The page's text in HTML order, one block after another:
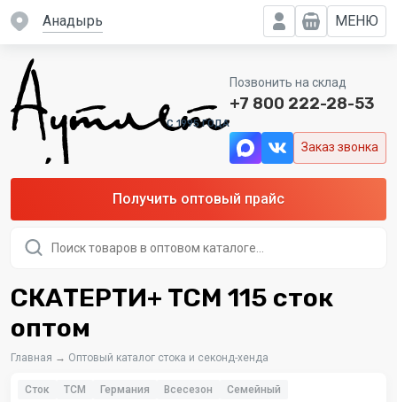
Анадырь МЕНЮ
C 1995 ГОДА
Позвонить на склад
+7 800 222-28-53
Заказ звонка
Получить оптовый прайс
товаров
СКАТЕРТИ+ TCM 115 сток
оптом
Главная → Оптовый каталог стока и секонд-хенда
Сток TCM Германия Всесезон Семейный